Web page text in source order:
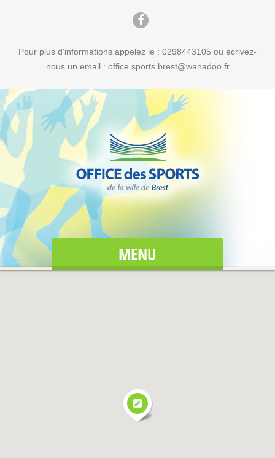
Pour plus d'informations appelez le : 0298443105 ou écrivez-
nous un email : office.sports.brest@wanadoo.fr
MENU